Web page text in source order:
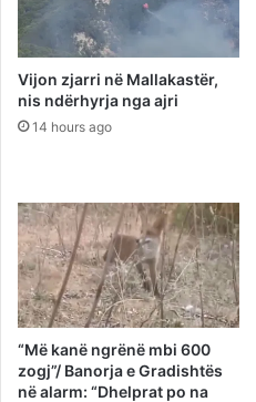
Vijon zjarri në Mallakastër,
nis ndërhyrja nga ajri
14 hours ago
“Më kanë ngrënë mbi 600
zogj”/ Banorja e Gradishtës
në alarm: “Dhelprat po na